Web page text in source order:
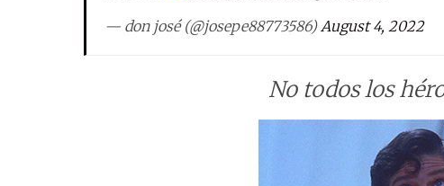
— don josé (@josepe88773586) August 4, 2022
No todos los